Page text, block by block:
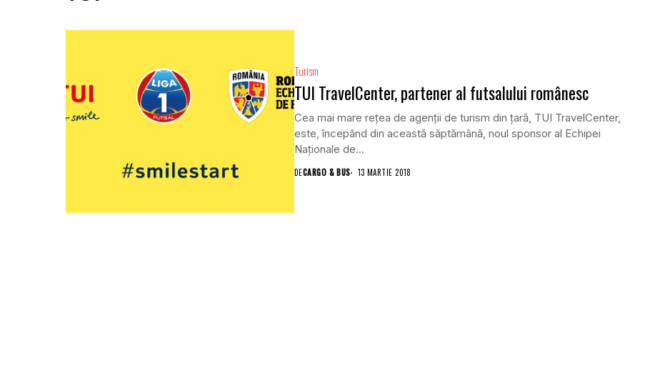
Turism
TUI TravelCenter, partener al futsalului românesc
Cea mai mare rețea de agenții de turism din țară, TUI TravelCenter,
este, începând din această săptămână, noul sponsor al Echipei
Naționale de...
DECARGO & BUS 13 MARTIE 2018